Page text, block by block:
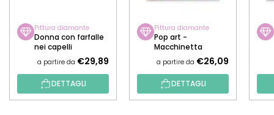
Pittura diamante
Donna con farfalle
nei capelli
a partire da €29,89
DETTAGLI
Pittura diamante
Pop art -
Macchinetta
a partire da €26,09
DETTAGLI